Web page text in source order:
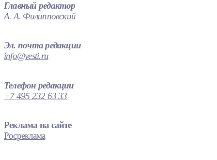
Главный редактор
А. А. Филипповский
Эл. почта редакции
info@vesti.ru
Телефон редакции
+7 495 232 63 33
Реклама на сайте
Росреклама